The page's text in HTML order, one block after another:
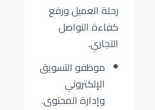
رحلة العميل ورفع
كفاءة التواصل
التجاري.
موظفو التسويق
الإلكتروني
وإدارة المحتوى.